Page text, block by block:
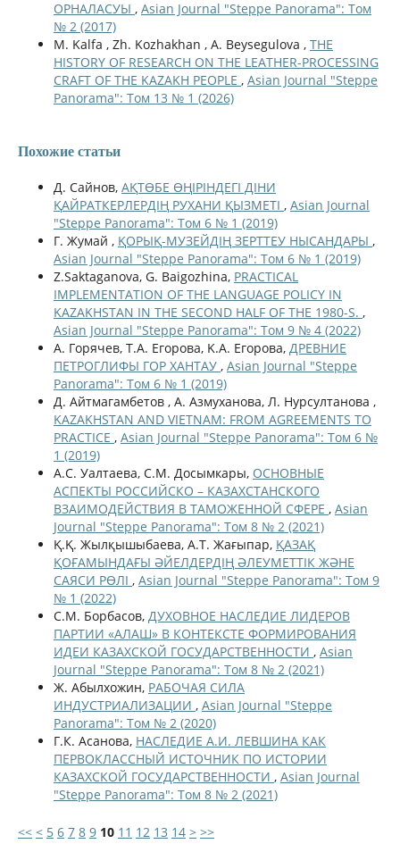
ОРНАЛАСУЫ , Asian Journal "Steppe Panorama": Том
№ 2 (2017)
M. Kalfa , Zh. Kozhakhan , A. Beysegulova , THE
HISTORY OF RESEARCH ON THE LEATHER-PROCESSING
CRAFT OF THE KAZAKH PEOPLE , Asian Journal "Steppe
Panorama": Том 13 № 1 (2026)
Похожие статьи
Д. Сайнов, АҚТӨБЕ ӨҢІРІНДЕГІ ДІНИ
ҚАЙРАТКЕРЛЕРДІҢ РУХАНИ ҚЫЗМЕТІ , Asian Journal
"Steppe Panorama": Том 6 № 1 (2019)
Г. Жумай , ҚОРЫҚ-МУЗЕЙДІҢ ЗЕРТТЕУ НЫСАНДАРЫ ,
Asian Journal "Steppe Panorama": Том 6 № 1 (2019)
Z.Saktaganova, G. Baigozhina, PRACTICAL
IMPLEMENTATION OF THE LANGUAGE POLICY IN
KAZAKHSTAN IN THE SECOND HALF OF THE 1980-S. ,
Asian Journal "Steppe Panorama": Том 9 № 4 (2022)
А. Горячев, T.A. Егорова, K.A. Егорова, ДРЕВНИЕ
ПЕТРОГЛИФЫ ГОР ХАНТАУ , Asian Journal "Steppe
Panorama": Том 6 № 1 (2019)
Д. Айтмагамбетов , А. Азмуханова, Л. Нурсултанова ,
KAZAKHSTAN AND VIETNAM: FROM AGREEMENTS TO
PRACTICE , Asian Journal "Steppe Panorama": Том 6 №
1 (2019)
А.С. Уалтаева, C.М. Доcымкары, ОCНОВНЫЕ
АCПЕКТЫ РОCCИЙCКО – КАЗАХCТАНCКОГО
ВЗАИМОДЕЙCТВИЯ В ТАМОЖЕННОЙ CФЕРЕ , Asian
Journal "Steppe Panorama": Том 8 № 2 (2021)
Қ.Қ. Жылқышыбаева, А.Т. Жағыпар, ҚАЗАҚ
ҚОҒАМЫНДАҒЫ ӘЙЕЛДЕРДІҢ ӘЛЕУМЕТТІК ЖӘНЕ
САЯСИ РӨЛІ , Asian Journal "Steppe Panorama": Том 9
№ 1 (2022)
С.М. Борбасов, ДУХОВНОЕ НАСЛЕДИЕ ЛИДЕРОВ
ПАРТИИ «АЛАШ» В КОНТЕКСТЕ ФОРМИРОВАНИЯ
ИДЕИ КАЗАХСКОЙ ГОСУДАРСТВЕННОСТИ , Asian
Journal "Steppe Panorama": Том 8 № 2 (2021)
Ж. Абылхожин, РАБОЧАЯ СИЛА
ИНДУСТРИАЛИЗАЦИИ , Asian Journal "Steppe
Panorama": Том № 2 (2020)
Г.К. Асанова, НАСЛЕДИЕ А.И. ЛЕВШИНА КАК
ПЕРВОКЛАССНЫЙ ИСТОЧНИК ПО ИСТОРИИ
КАЗАХСКОЙ ГОСУДАРСТВЕННОСТИ , Asian Journal
"Steppe Panorama": Том 8 № 2 (2021)
<< < 5 6 7 8 9 10 11 12 13 14 > >>